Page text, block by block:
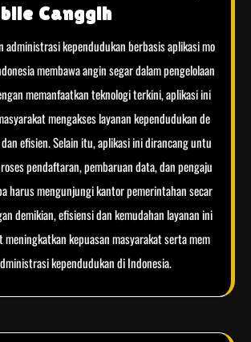
Canggih
administrasi kependudukan berbasis aplikasi mo
membawa angin segar dalam pengelolaan
memanfaatkan teknologi terkini, aplikasi ini
mengakses layanan kependudukan de
efisien. Selain itu, aplikasi ini dirancang untu
pendaftaran, pembaruan data, dan pengaju
harus mengunjungi kantor pemerintahan secar
demikian, efisiensi dan kemudahan layanan ini
meningkatkan kepuasan masyarakat serta mem
kependudukan di Indonesia.